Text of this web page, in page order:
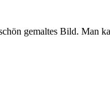
gemaltes Bild. Man